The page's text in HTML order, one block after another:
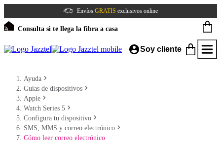
Envíos GRATIS exclusivos online
Consulta si te llega la fibra a casa
Soy cliente
Ayuda
Guías de dispositivos
Apple
Watch Series 5
Configura tu dispositivo
SMS, MMS y correo electrónico
Cómo leer correo electrónico